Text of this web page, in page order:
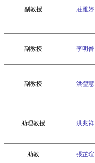
副教授 莊雅婷
副教授 李明晉
副教授 洪瑩慧
助理教授 洪兆祥
助教 張芷瑄